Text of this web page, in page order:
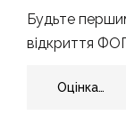
Будьте
відкриття